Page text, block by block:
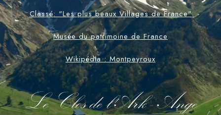
Classé: "Les plus beaux Villages de France"
Musée du patrimoine de France
Wikipédia : Montpeyroux
Le Clos de l'Ark - Ange